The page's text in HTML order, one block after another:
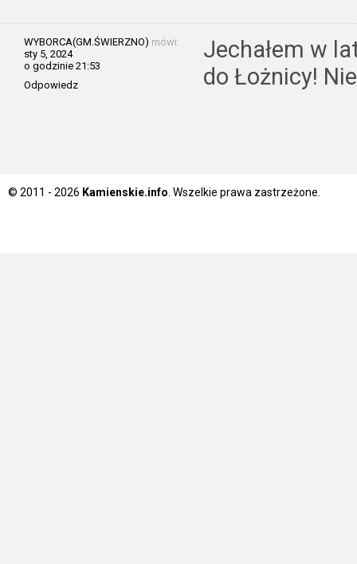
WYBORCA(GM.ŚWIERZNO) mówi:
sty 5, 2024
o godzinie 21:53
Odpowiedz
Jechałem w
do Łożnicy!
© 2011 - 2026 Kamienskie.info . Wszelkie prawa zastrzeżone.